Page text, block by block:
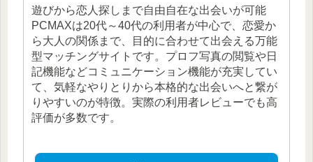
遊びから恋人探しまで自由自在な出会いが可能
PCMAXは20代～40代の利用者が中心で、恋愛か
ら大人の関係まで、目的に合わせて出会える万能
型マッチングサイトです。プロフ写真の閲覧や日
記機能などコミュニケーション機能が充実してい
て、気軽なやりとりから本格的な出会いへと繋が
りやすいのが特徴。実際の利用者レビューでも高
評価が多数です。